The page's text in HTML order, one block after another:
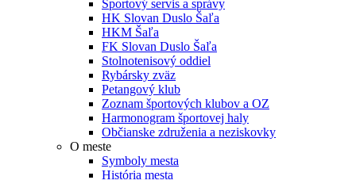
Športový servis a správy
HK Slovan Duslo Šaľa
HKM Šaľa
FK Slovan Duslo Šaľa
Stolnotenisový oddiel
Rybársky zväz
Petangový klub
Zoznam športových klubov a OZ
Harmonogram športovej haly
Občianske združenia a neziskovky
O meste
Symboly mesta
História mesta